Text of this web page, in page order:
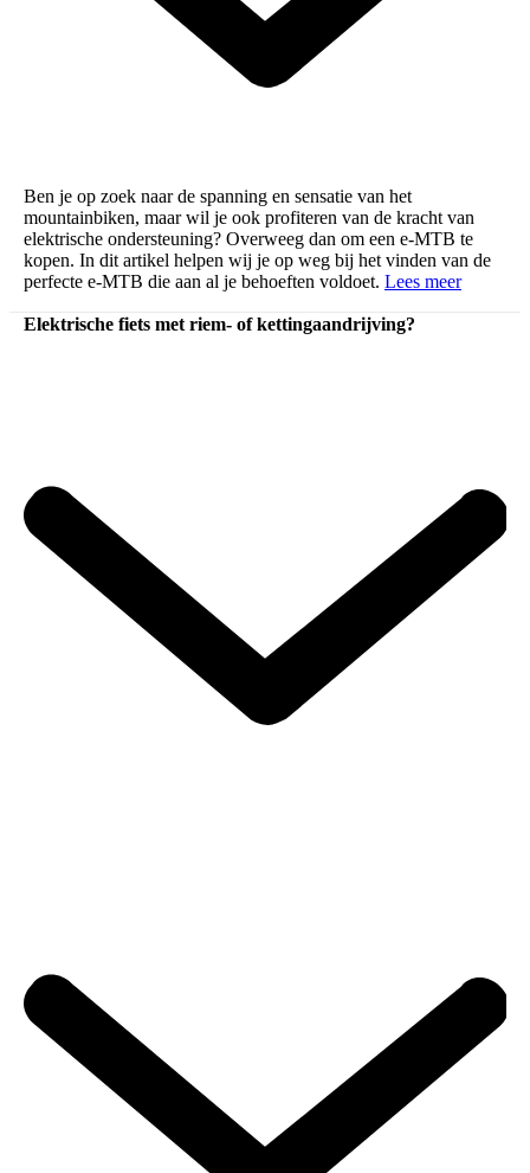
Ben je op zoek naar de spanning en sensatie van het
mountainbiken, maar wil je ook profiteren van de kracht van
elektrische ondersteuning? Overweeg dan om een e-MTB te
kopen. In dit artikel helpen wij je op weg bij het vinden van de
perfecte e-MTB die aan al je behoeften voldoet. Lees meer
Elektrische fiets met riem- of kettingaandrijving?